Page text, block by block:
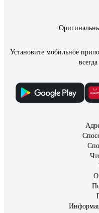
Установите мобильное
О